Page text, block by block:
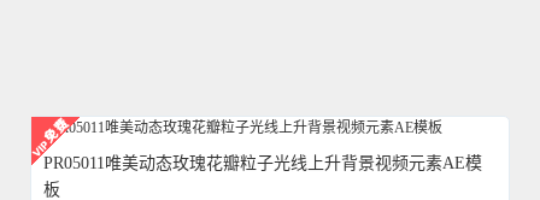
PR05011唯美动态玫瑰花瓣粒子光线上升背景视频元素AE模
板